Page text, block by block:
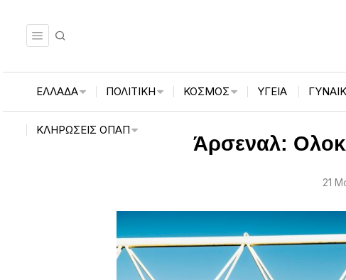
ΕΛΛΑΔΑ ΠΟΛΙΤΙΚΗ ΚΟΣΜΟΣ ΥΓΕΙΑ
ΚΛΗΡΏΣΕΙΣ ΟΠΑΠ
Άρσεναλ:
21